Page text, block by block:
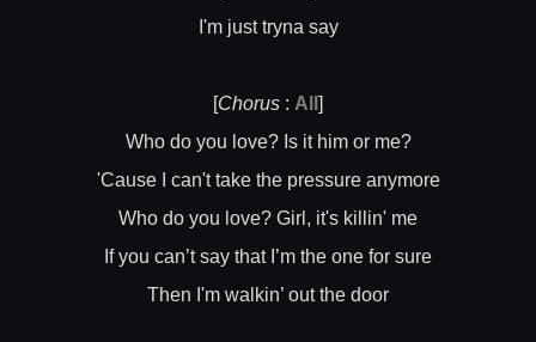
I'm just tryna say
[Chorus : All ]
Who do you love? Is it him or me?
'Cause I can't take the pressure anymore
Who do you love? Girl, it's killin' me
If you can’t say that I’m the one for sure
Then I'm walkin’ out the door